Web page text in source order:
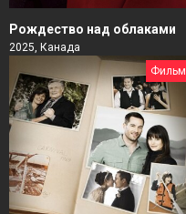
Рождество над облаками
2025, Канада
Фильм